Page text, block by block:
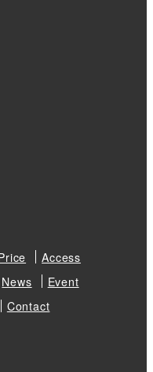
Access
News
Event
Contact